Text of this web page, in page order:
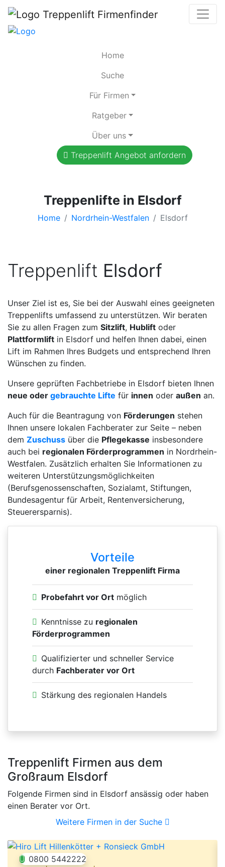
Home
Suche
Für Firmen
Ratgeber
Über uns
Treppenlift Angebot anfordern
Treppenlifte in Elsdorf
Home Nordrhein-Westfalen Elsdorf
Treppenlift Elsdorf
Unser Ziel ist es, Sie bei der Auswahl eines geeigneten
Treppenlifts umfassend zu unterstützen. Wir beraten
Sie zu allen Fragen zum Sitzlift, Hublift oder
Plattformlift in Elsdorf und helfen Ihnen dabei, einen
Lift im Rahmen Ihres Budgets und entsprechend Ihren
Wünschen zu finden.
Unsere geprüften Fachbetriebe in Elsdorf bieten Ihnen
neue oder gebrauchte Lifte für innen oder außen an.
Auch für die Beantragung von Förderungen stehen
Ihnen unsere lokalen Fachberater zur Seite – neben
dem Zuschuss über die Pflegekasse insbesondere
auch bei regionalen Förderprogrammen in Nordrhein-
Westfalen. Zusätzlich erhalten Sie Informationen zu
weiteren Unterstützungsmöglichkeiten
(Berufsgenossenschaften, Sozialamt, Stiftungen,
Bundesagentur für Arbeit, Rentenversicherung,
Steuerersparnis).
Vorteile
einer regionalen Treppenlift Firma
Probefahrt vor Ort möglich
Kenntnisse zu regionalen
Förderprogrammen
Qualifizierter und schneller Service
durch Fachberater vor Ort
Stärkung des regionalen Handels
Treppenlift Firmen aus dem
Großraum Elsdorf
Folgende Firmen sind in Elsdorf ansässig oder haben
einen Berater vor Ort.
Weitere Firmen in der Suche
0800 5442222